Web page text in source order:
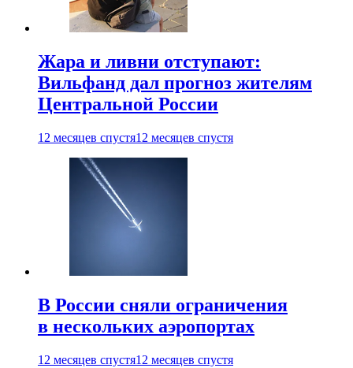
Жара и ливни отступают:
Вильфанд дал прогноз жителям
Центральной России
12 месяцев спустя12 месяцев спустя
В России сняли ограничения
в нескольких аэропортах
12 месяцев спустя12 месяцев спустя